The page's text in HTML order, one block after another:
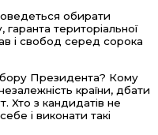
обирати
територіальної
і свобод серед сорока
Президента? Кому
країни, дбати
Хто з кандидатів не
і виконати такі